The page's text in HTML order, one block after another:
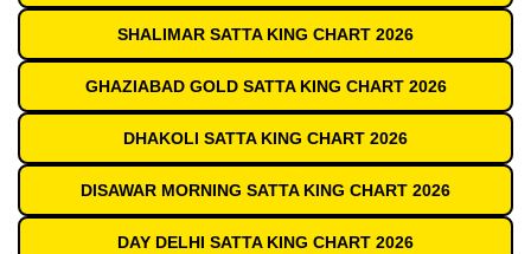
SHALIMAR SATTA KING CHART 2026
GHAZIABAD GOLD SATTA KING CHART 2026
DHAKOLI SATTA KING CHART 2026
DISAWAR MORNING SATTA KING CHART 2026
DAY DELHI SATTA KING CHART 2026